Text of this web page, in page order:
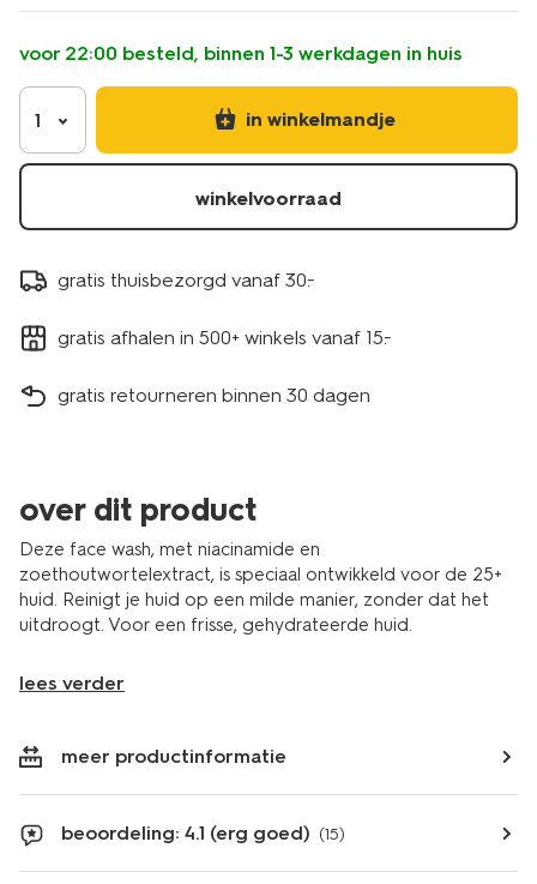
145ml-
voor 22:00 besteld, binnen 1-3 werkdagen in huis
1 in winkelmandje
winkelvoorraad
gratis thuisbezorgd vanaf 30.-
gratis afhalen in 500+ winkels vanaf 15.-
gratis retourneren binnen 30 dagen
over dit product
Deze face wash, met niacinamide en
zoethoutwortelextract, is speciaal ontwikkeld voor de 25+
huid. Reinigt je huid op een milde manier, zonder dat het
uitdroogt. Voor een frisse, gehydrateerde huid.
lees verder
meer productinformatie
beoordeling: 4.1 (erg goed) (15)